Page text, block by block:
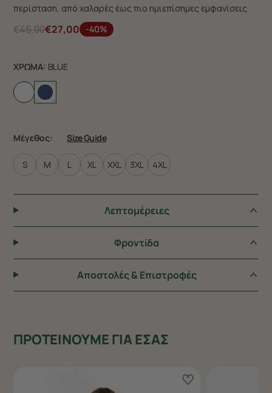
περίσταση, από χαλαρές έως πιο ημιεπίσημες εμφανίσεις.
€45,00€27,00 -40%
ΧΡΩΜΑ: BLUE
Μέγεθος: Size Guide
S M L XL XXL 3XL 4XL
Λεπτομέρειες
Φροντiδα
Αποστολές & Επιστροφές
ΠΡΟΤΕΙΝΟΥΜΕ ΓΙΑ ΕΣΑΣ